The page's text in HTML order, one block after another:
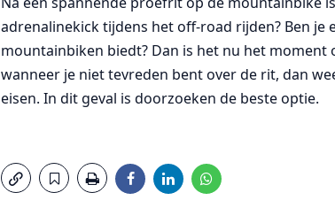
adrenalinekick tijdens het off-road rijden? Ben
mountainbiken biedt? Dan is het nu het
wanneer je niet tevreden bent over de rit, dan
eisen. In dit geval is doorzoeken de beste optie.